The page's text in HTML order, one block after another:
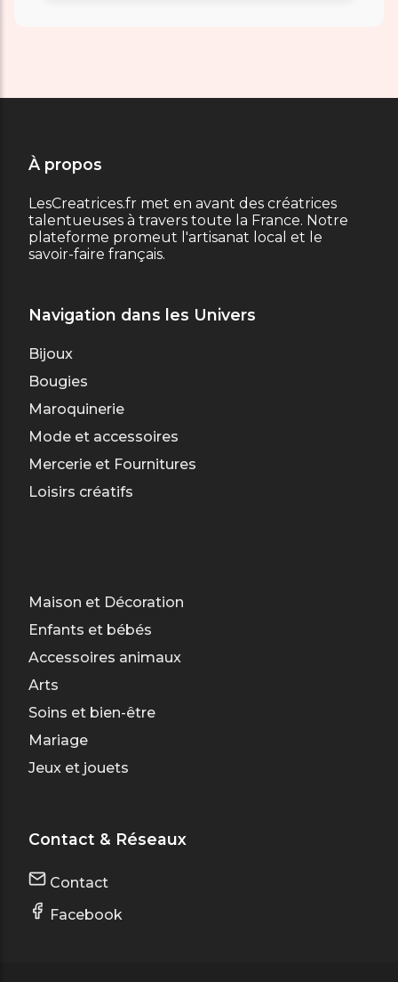
À propos
LesCreatrices.fr met en avant des créatrices
talentueuses à travers toute la France. Notre
plateforme promeut l'artisanat local et le
savoir-faire français.
Navigation dans les Univers
Bijoux
Bougies
Maroquinerie
Mode et accessoires
Mercerie et Fournitures
Loisirs créatifs
Maison et Décoration
Enfants et bébés
Accessoires animaux
Arts
Soins et bien-être
Mariage
Jeux et jouets
Contact & Réseaux
Contact
Facebook